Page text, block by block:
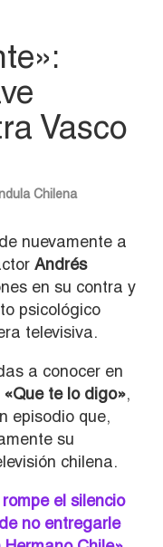
Vasco
Chilena
nuevamente a
Andrés
en su contra y
psicológico
televisiva.
a conocer en
«Que te lo digo»,
episodio que,
su
chilena.
el silencio
no entregarle